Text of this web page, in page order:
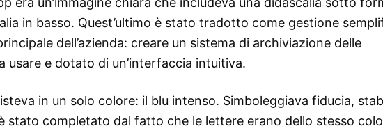
in basso. Quest’ultimo è stato tradotto come gestione
dell’azienda: creare un sistema di archiviazione delle
usare e dotato di un’interfaccia intuitiva.
in un solo colore: il blu intenso. Simboleggiava fiducia,
stato completato dal fatto che le lettere erano dello stesso